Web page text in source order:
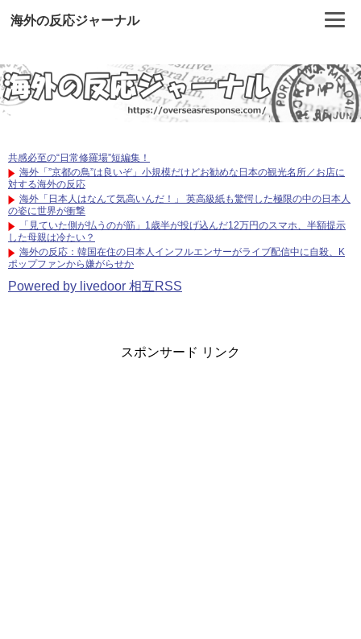
海外の反応ジャーナル
共感必至の“日常修羅場”短編集！
海外「”京都の鳥”は良いぞ」小規模だけどお勧めな日本の観光名所／お店に
対する海外の反応
海外「日本人はなんて気高いんだ！」 英高級紙も驚愕した極限の中の日本人
の姿に世界が衝撃
「見ていた側が払うのが筋」1歳半が投げ込んだ12万円のスマホ、半額提示
した母親は冷たい？
海外の反応：韓国在住の日本人インフルエンサーがライブ配信中に自殺、K
ポップファンから嫌がらせか
Powered by livedoor 相互RSS
スポンサード リンク